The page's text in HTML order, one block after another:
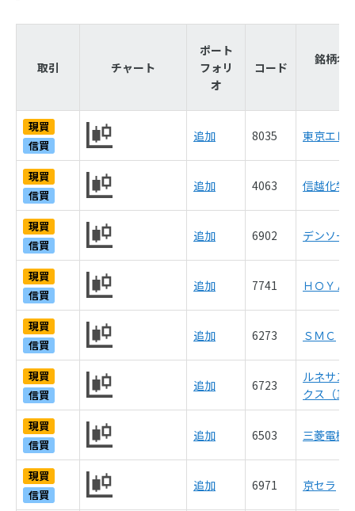
取引 チャート
ポート
フォリ
オ
コード
銘柄名
現買
信買
追加 8035 東京エレ
現買
信買
追加 4063 信越化学
現買
信買
追加 6902 デンソー
現買
信買
追加 7741 ＨＯＹＡ
現買
信買
追加 6273 ＳＭＣ
現買
信買
追加 6723
ルネサス
クス（12
現買
信買
追加 6503 三菱電機
現買
信買
追加 6971 京セラ